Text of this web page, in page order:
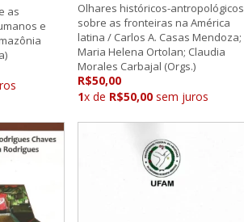
as
e
Olhares históricos-antropológicos
sobre as fronteiras na América
latina / Carlos A. Casas Mendoza;
Maria Helena Ortolan; Claudia
Morales Carbajal (Orgs.)
R$50,00
1x de R$50,00 sem juros